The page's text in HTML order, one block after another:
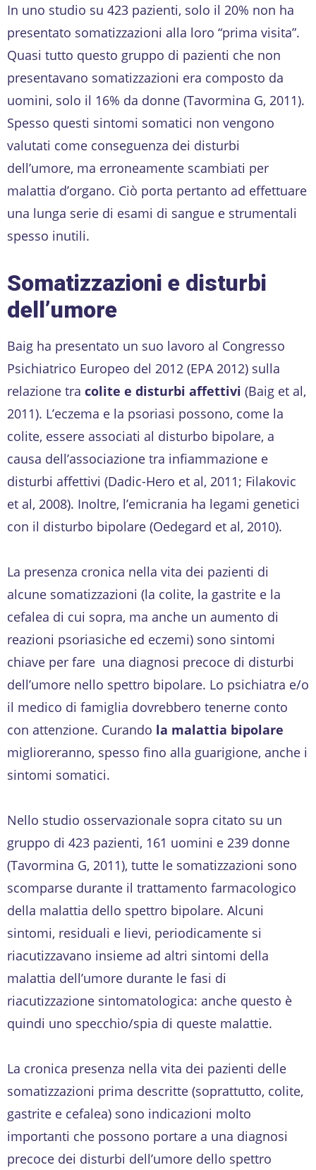
In uno studio su 423 pazienti, solo il 20% non ha
presentato somatizzazioni alla loro “prima visita”.
Quasi tutto questo gruppo di pazienti che non
presentavano somatizzazioni era composto da
uomini, solo il 16% da donne (Tavormina G, 2011).
Spesso questi sintomi somatici non vengono
valutati come conseguenza dei disturbi
dell’umore, ma erroneamente scambiati per
malattia d’organo. Ciò porta pertanto ad effettuare
una lunga serie di esami di sangue e strumentali
spesso inutili.
Somatizzazioni e disturbi
dell’umore
Baig ha presentato un suo lavoro al Congresso
Psichiatrico Europeo del 2012 (EPA 2012) sulla
relazione tra colite e disturbi affettivi (Baig et al,
2011). L’eczema e la psoriasi possono, come la
colite, essere associati al disturbo bipolare, a
causa dell’associazione tra infiammazione e
disturbi affettivi (Dadic-Hero et al, 2011; Filakovic
et al, 2008). Inoltre, l’emicrania ha legami genetici
con il disturbo bipolare (Oedegard et al, 2010).
La presenza cronica nella vita dei pazienti di
alcune somatizzazioni (la colite, la gastrite e la
cefalea di cui sopra, ma anche un aumento di
reazioni psoriasiche ed eczemi) sono sintomi
chiave per fare una diagnosi precoce di disturbi
dell’umore nello spettro bipolare. Lo psichiatra e/o
il medico di famiglia dovrebbero tenerne conto
con attenzione. Curando la malattia bipolare
miglioreranno, spesso fino alla guarigione, anche i
sintomi somatici.
Nello studio osservazionale sopra citato su un
gruppo di 423 pazienti, 161 uomini e 239 donne
(Tavormina G, 2011), tutte le somatizzazioni sono
scomparse durante il trattamento farmacologico
della malattia dello spettro bipolare. Alcuni
sintomi, residuali e lievi, periodicamente si
riacutizzavano insieme ad altri sintomi della
malattia dell’umore durante le fasi di
riacutizzazione sintomatologica: anche questo è
quindi uno specchio/spia di queste malattie.
La cronica presenza nella vita dei pazienti delle
somatizzazioni prima descritte (soprattutto, colite,
gastrite e cefalea) sono indicazioni molto
importanti che possono portare a una diagnosi
precoce dei disturbi dell’umore dello spettro